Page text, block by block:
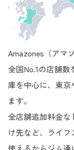
Amazones（アマ
全国No.1の店舗
庫を中心に、東
ます。
全店舗追加料金
け先など、ライ